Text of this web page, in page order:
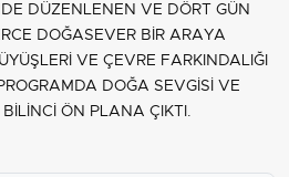
DÜZENLENEN VE DÖRT GÜN
DOĞASEVER BİR ARAYA
VE ÇEVRE FARKINDALIĞI
DOĞA SEVGİSİ VE
ÖN PLANA ÇIKTI.